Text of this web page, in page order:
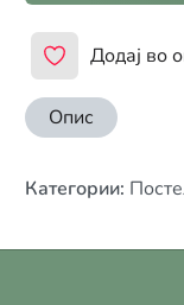
Додај во
Опис
Категории: